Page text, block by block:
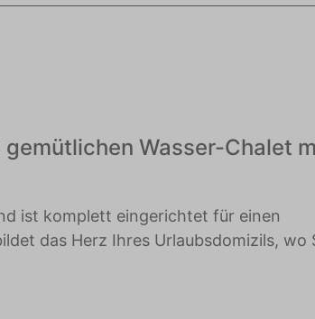
Wasser-Chalet
ist komplett eingerichtet für einen
das Herz Ihres Urlaubsdomizils, wo